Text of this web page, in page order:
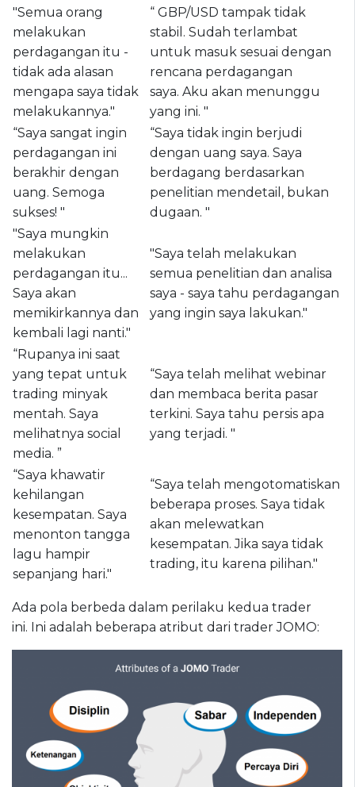
"Semua orang
melakukan
perdagangan itu -
tidak ada alasan
mengapa saya tidak
melakukannya."
“ GBP/USD tampak tidak
stabil. Sudah terlambat
untuk masuk sesuai dengan
rencana perdagangan
saya. Aku akan menunggu
yang ini. "
“Saya sangat ingin
perdagangan ini
berakhir dengan
uang. Semoga
sukses! "
“Saya tidak ingin berjudi
dengan uang saya. Saya
berdagang berdasarkan
penelitian mendetail, bukan
dugaan. "
"Saya mungkin
melakukan
perdagangan itu...
Saya akan
memikirkannya dan
kembali lagi nanti."
"Saya telah melakukan
semua penelitian dan analisa
saya - saya tahu perdagangan
yang ingin saya lakukan."
“Rupanya ini saat
yang tepat untuk
trading minyak
mentah. Saya
melihatnya social
media. ”
“Saya telah melihat webinar
dan membaca berita pasar
terkini. Saya tahu persis apa
yang terjadi. "
“Saya khawatir
kehilangan
kesempatan. Saya
menonton tangga
lagu hampir
sepanjang hari."
“Saya telah mengotomatiskan
beberapa proses. Saya tidak
akan melewatkan
kesempatan. Jika saya tidak
trading, itu karena pilihan."
Ada pola berbeda dalam perilaku kedua trader
ini. Ini adalah beberapa atribut dari trader JOMO: